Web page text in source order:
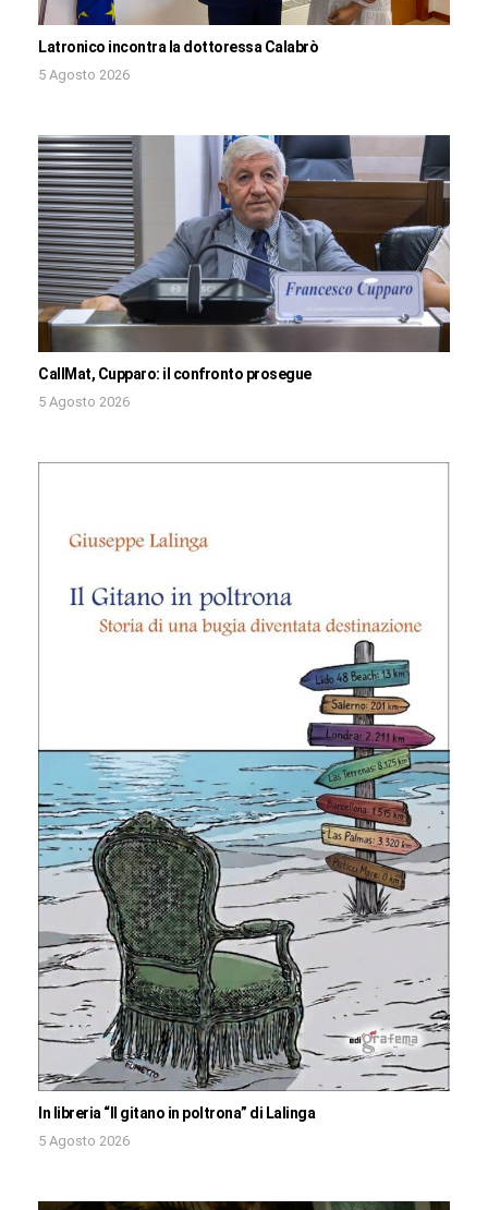
Latronico incontra la dottoressa Calabrò
5 Agosto 2026
CallMat, Cupparo: il confronto prosegue
5 Agosto 2026
In libreria “Il gitano in poltrona” di Lalinga
5 Agosto 2026